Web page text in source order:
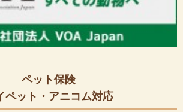
ペット保険
ペット・アニコム対応